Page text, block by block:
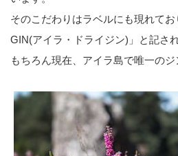
そのこだわりはラベルにも現れてお
GIN(アイラ・ドライジン)」と記さ
もちろん現在、アイラ島で唯一のジ